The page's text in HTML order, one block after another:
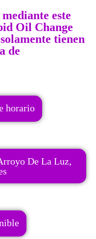
este
Oil Change
tienen
de
horario
De La Luz,